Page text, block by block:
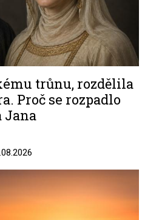
trůnu, rozdělila
Proč se rozpadlo
Jana